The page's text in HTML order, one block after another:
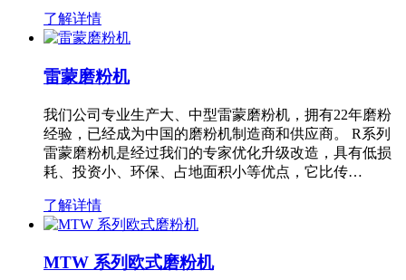
了解详情
雷蒙磨粉机
我们公司专业生产大、中型雷蒙磨粉机，拥有22年磨粉
经验，已经成为中国的磨粉机制造商和供应商。 R系列
雷蒙磨粉机是经过我们的专家优化升级改造，具有低损
耗、投资小、环保、占地面积小等优点，它比传…
了解详情
MTW 系列欧式磨粉机